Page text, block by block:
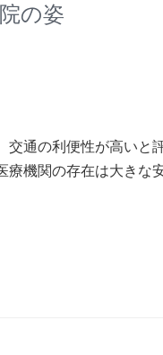
の姿
交通の利便性が高いと
療機関の存在は大きな